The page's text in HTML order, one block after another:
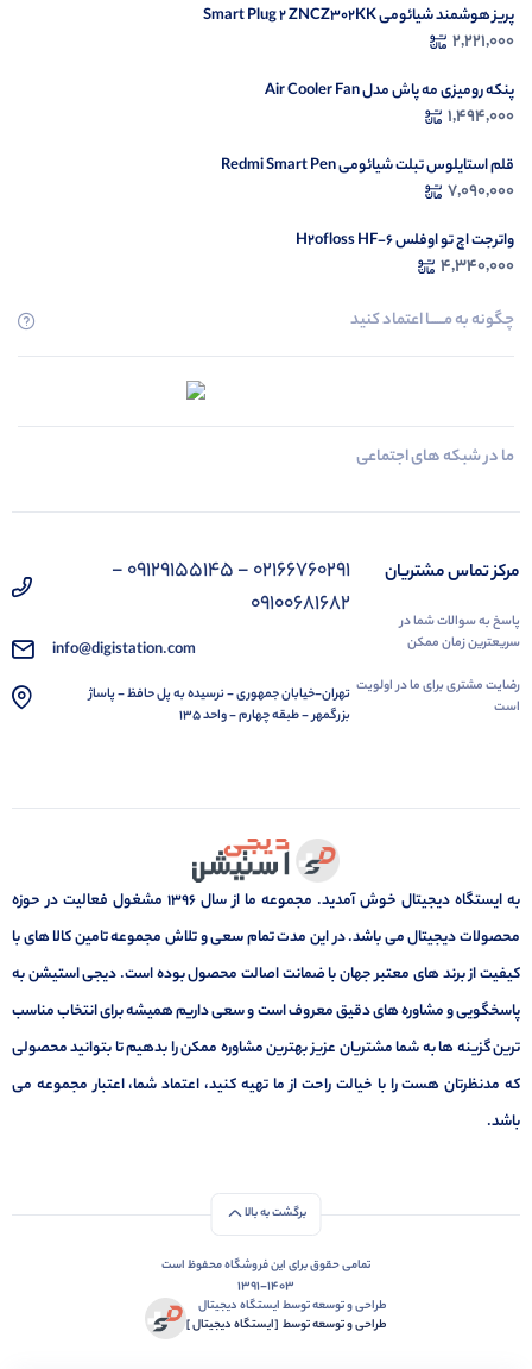
پریز هوشمند شیائومی Smart Plug 2 ZNCZ302KK
2,221,000
پنکه رومیزی مه پاش مدل Air Cooler Fan
1,494,000
قلم استایلوس تبلت شیائومی Redmi Smart Pen
7,090,000
واترجت اچ تو اوفلس H2ofloss HF-6
4,340,000
چگونه به مــــــا اعتماد کنید
ما در شبکه های اجتماعی
مرکز تماس مشتریان
پاسخ به سوالات شما در
سریعترین زمان ممکن
رضایت مشتری برای ما در اولویت
است
02166760291 - 09129155145 -
09100681682
info@digistation.com
تهران-خیابان جمهوری - نرسیده به پل حافظ - پاساژ
بزرگمهر - طبقه چهارم - واحد 135
به ایستگاه دیجیتال خوش آمدید. مجموعه ما از سال 1396 مشغول فعالیت در حوزه
محصولات دیجیتال می باشد. در این مدت تمام سعی و تلاش مجموعه تامین کالا های با
کیفیت از برند های معتبر جهان با ضمانت اصالت محصول بوده است. دیجی استیشن به
پاسخگویی و مشاوره های دقیق معروف است و سعی داریم همیشه برای انتخاب مناسب
ترین گزینه ها به شما مشتریان عزیز بهترین مشاوره ممکن را بدهیم تا بتوانید محصولی
که مدنظرتان هست را با خیالت راحت از ما تهیه کنید، اعتماد شما، اعتبار مجموعه می
باشد.
برگشت به بالا
تمامی حقوق برای این فروشگاه محفوظ است
1391-1403
طراحی و توسعه توسط ایستگاه دیجیتال
طراحی و توسعه توسط‌ ‌ ‌[ایستگاه دیجیتال ]